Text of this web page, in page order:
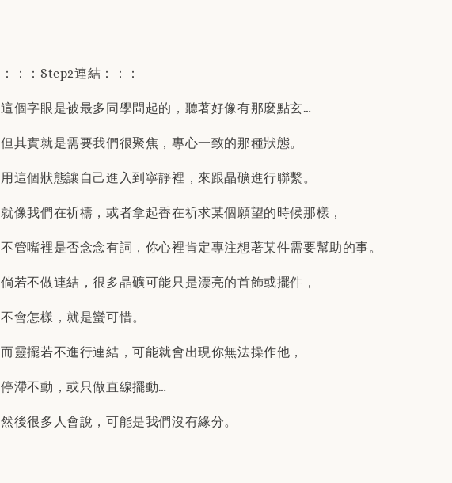
：：：Step2連結：：：
這個字眼是被最多同學問起的，聽著好像有那麼點玄…
但其實就是需要我們很聚焦，專心一致的那種狀態。
用這個狀態讓自己進入到寧靜裡，來跟晶礦進行聯繫。
就像我們在祈禱，或者拿起香在祈求某個願望的時候那樣，
不管嘴裡是否念念有詞，你心裡肯定專注想著某件需要幫助的事。
倘若不做連結，很多晶礦可能只是漂亮的首飾或擺件，
不會怎樣，就是蠻可惜。
而靈擺若不進行連結，可能就會出現你無法操作他，
停滯不動，或只做直線擺動…
然後很多人會說，可能是我們沒有緣分。